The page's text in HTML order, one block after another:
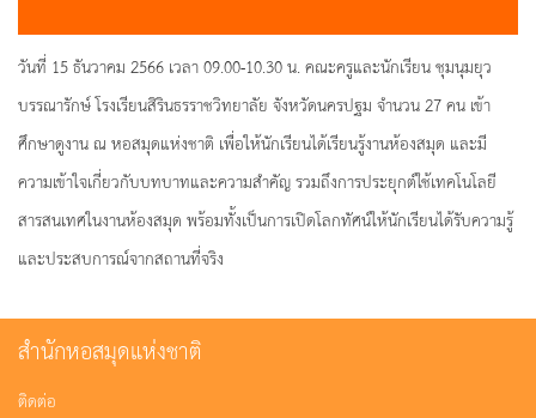
วันที่ 15 ธันวาคม 2566 เวลา 09.00-10.30 น. คณะครูและนักเรียน ชุมนุมยุว
บรรณารักษ์ โรงเรียนสิรินธรราชวิทยาลัย จังหวัดนครปฐม จำนวน 27 คน เข้า
ศึกษาดูงาน ณ หอสมุดแห่งชาติ เพื่อให้นักเรียนได้เรียนรู้งานห้องสมุด และมี
ความเข้าใจเกี่ยวกับบทบาทและความสำคัญ รวมถึงการประยุกต์ใช้เทคโนโลยี
สารสนเทศในงานห้องสมุด พร้อมทั้งเป็นการเปิดโลกทัศน์ให้นักเรียนได้รับความรู้
และประสบการณ์จากสถานที่จริง
สำนักหอสมุดแห่งชาติ
ติดต่อ